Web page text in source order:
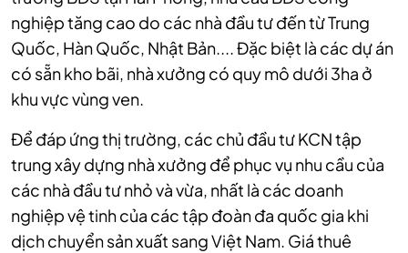
nghiệp tăng cao do các nhà đầu tư đến từ Trung
Quốc, Hàn Quốc, Nhật Bản.... Đặc biệt là các dự án
có sẵn kho bãi, nhà xưởng có quy mô dưới 3ha ở
khu vực vùng ven.
Để đáp ứng thị trường, các chủ đầu tư KCN tập
trung xây dựng nhà xưởng để phục vụ nhu cầu của
các nhà đầu tư nhỏ và vừa, nhất là các doanh
nghiệp vệ tinh của các tập đoàn đa quốc gia khi
dịch chuyển sản xuất sang Việt Nam. Giá thuê